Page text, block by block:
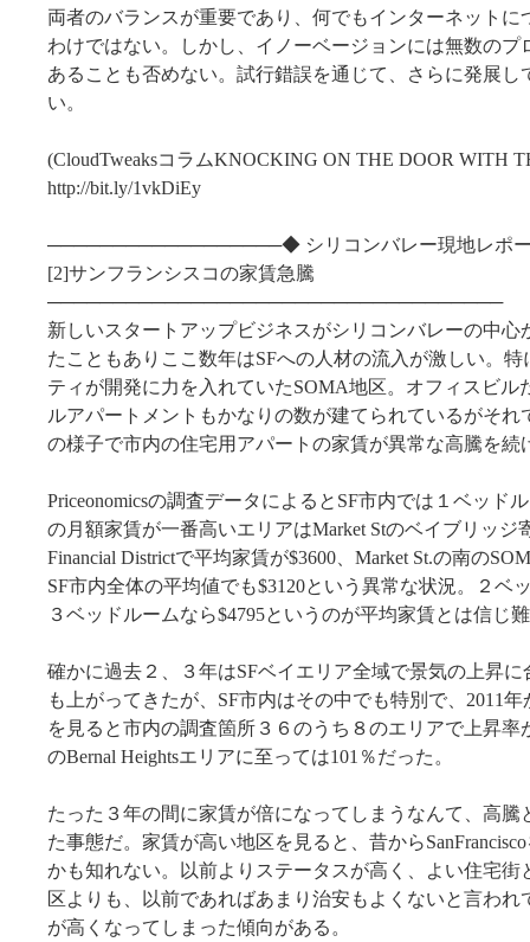
両者のバランスが重要であり、何でもインターネットに
わけではない。しかし、イノーベージョンには無数のプ
あることも否めない。試行錯誤を通じて、さらに発展し
い。
(CloudTweaksコラムKNOCKING ON THE DOOR WITH
http://bit.ly/1vkDiEy
──────────────────◆ シリコンバレー現地レポ
[2]サンフランシスコの家賃急騰
───────────────────────────────────
新しいスタートアップビジネスがシリコンバレーの中心
たこともありここ数年はSFへの人材の流入が激しい。
ティが開発に力を入れていたSOMA地区。オフィスビル
ルアパートメントもかなりの数が建てられているがそれ
の様子で市内の住宅用アパートの家賃が異常な高騰を続
Priceonomicsの調査データによるとSF市内では１ベッド
の月額家賃が一番高いエリアはMarket Stのベイブリッジ
Financial Districtで平均家賃が$3600、Market St.の南の
SF市内全体の平均値でも$3120という異常な状況。２ベ
３ベッドルームなら$4795というのが平均家賃とは信じ
確かに過去２、３年はSFベイエリア全域で景気の上昇に
も上がってきたが、SF市内はその中でも特別で、2011
を見ると市内の調査箇所３６のうち８のエリアで上昇率
のBernal Heightsエリアに至っては101％だった。
たった３年の間に家賃が倍になってしまうなんて、高騰
た事態だ。家賃が高い地区を見ると、昔から
かも知れない。以前よりステータスが高く、よい住宅街
区よりも、以前であればあまり治安もよくないと言われ
が高くなってしまった傾向がある。